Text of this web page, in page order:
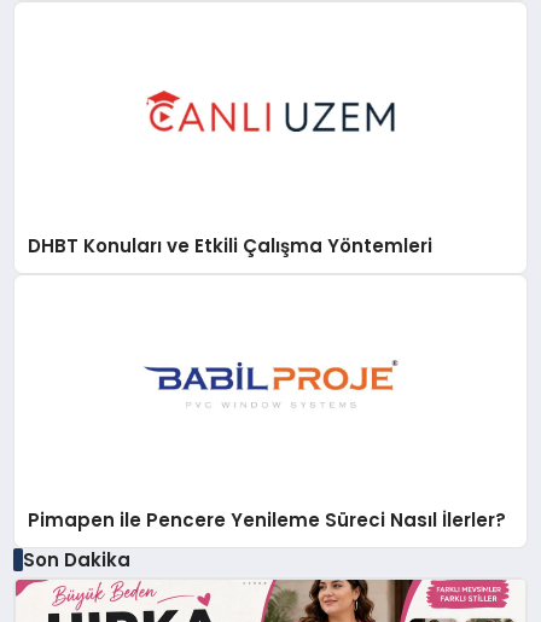
DHBT Konuları ve Etkili Çalışma Yöntemleri
Pimapen ile Pencere Yenileme Süreci Nasıl İlerler?
Son Dakika